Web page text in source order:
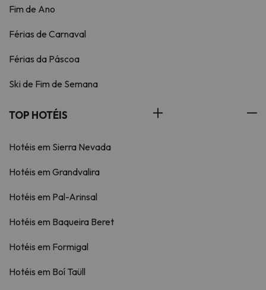
Fim de Ano
Férias de Carnaval
Férias da Páscoa
Ski de Fim de Semana
TOP HOTÉIS
Hotéis em Sierra Nevada
Hotéis em Grandvalira
Hotéis em Pal-Arinsal
Hotéis em Baqueira Beret
Hotéis em Formigal
Hotéis em Boí Taüll